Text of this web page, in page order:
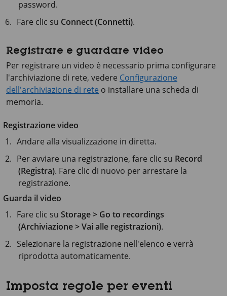
password.
Fare clic su Connect (Connetti).
Registrare e guardare video
Per registrare un video è necessario prima configurare
l'archiviazione di rete, vedere Configurazione
dell'archiviazione di rete o installare una scheda di
memoria.
Registrazione video
Andare alla visualizzazione in diretta.
Per avviare una registrazione, fare clic su Record
(Registra). Fare clic di nuovo per arrestare la
registrazione.
Guarda il video
Fare clic suStorage > Go to recordings
(Archiviazione > Vai alle registrazioni).
Selezionare la registrazione nell'elenco e verrà
riprodotta automaticamente.
Imposta regole per eventi